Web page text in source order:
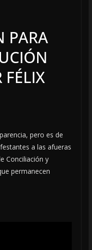
PARA
FÉLIX
pero es de
a las afueras
Conciliación y
permanecen